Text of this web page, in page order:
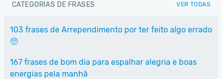
CATEGORIAS DE FRASES VER TODAS
103 frases de Arrependimento por ter feito algo errado
🥺
167 frases de bom dia para espalhar alegria e boas
energias pela manhã